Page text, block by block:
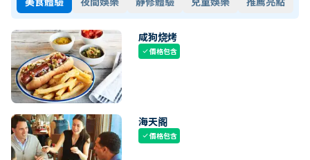
咸狗烧烤
check價格包含
海天阁
check價格包含